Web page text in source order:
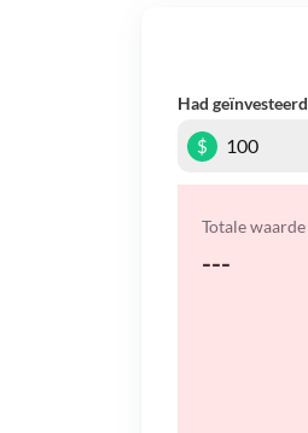
Had geïnvesteerd
$
Totale waarde
---